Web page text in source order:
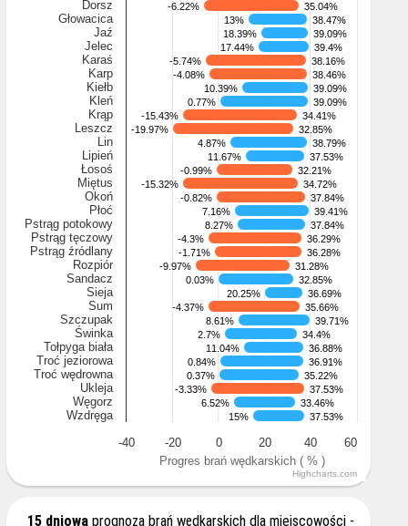
Progres brań wędkarskich ( % )
-6.22%
-6.22%
13%
13%
18.39%
18.39%
17.44%
17.44%
-5.74%
-5.74%
-4.08%
-4.08%
10.39%
10.39%
0.77%
0.77%
-15.43%
-15.43%
-19.97%
-19.97%
4.87%
4.87%
11.67%
11.67%
-0.99%
-0.99%
-15.32%
-15.32%
-0.82%
-0.82%
7.16%
7.16%
8.27%
8.27%
-4.3%
-4.3%
-1.71%
-1.71%
-9.97%
-9.97%
0.03%
0.03%
20.25%
20.25%
-4.37%
-4.37%
8.61%
8.61%
2.7%
2.7%
11.04%
11.04%
0.84%
0.84%
0.37%
0.37%
-3.33%
-3.33%
6.52%
6.52%
15%
15%
35.04%
35.04%
38.47%
38.47%
39.09%
39.09%
39.4%
39.4%
38.16%
38.16%
38.46%
38.46%
39.09%
39.09%
39.09%
39.09%
34.41%
34.41%
32.85%
32.85%
38.79%
38.79%
37.53%
37.53%
32.21%
32.21%
34.72%
34.72%
37.84%
37.84%
39.41%
39.41%
37.84%
37.84%
36.29%
36.29%
36.28%
36.28%
31.28%
31.28%
32.85%
32.85%
36.69%
36.69%
35.66%
35.66%
39.71%
39.71%
34.4%
34.4%
36.88%
36.88%
36.91%
36.91%
35.22%
35.22%
37.53%
37.53%
33.46%
33.46%
37.53%
37.53%
Dorsz
Głowacica
Jaź
Jelec
Karaś
Karp
Kiełb
Kleń
Krąp
Leszcz
Lin
Lipień
Łosoś
Miętus
Okoń
Płoć
Pstrąg potokowy
Pstrąg tęczowy
Pstrąg źródlany
Rozpiór
Sandacz
Sieja
Sum
Szczupak
Świnka
Tołpyga biała
Troć jeziorowa
Troć wędrowna
Ukleja
Węgorz
Wzdręga
-20
0 20 40
-40 60
Highcharts.com
15 dniowa prognoza brań wędkarskich dla miejscowości -